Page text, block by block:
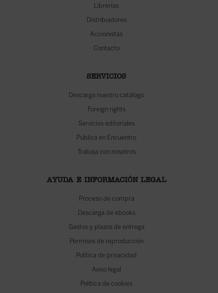
Librerías
Distribuidores
Accionistas
Contacto
SERVICIOS
Descarga nuestro catálogo
Foreign rights
Servicios editoriales
Publica en Encuentro
Trabaja con nosotros
AYUDA E INFORMACIÓN LEGAL
Proceso de compra
Descarga de ebooks
Gastos y plazos de entrega
Permisos de reproducción
Política de privacidad
Aviso legal
Política de cookies